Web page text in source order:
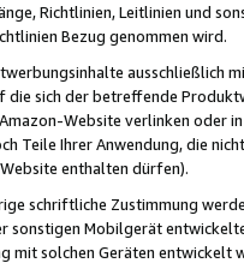
Richtlinien, Leitlinien und
Bezug genommen wird.
ausschließlich
die sich der betreffende
Website verlinken oder
Teile Ihrer Anwendung, die
enthalten dürfen).
schriftliche Zustimmung
Mobilgerät
mit solchen Geräten